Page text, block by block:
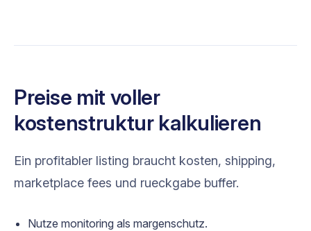
Preise mit voller
kostenstruktur kalkulieren
Ein profitabler listing braucht kosten, shipping,
marketplace fees und rueckgabe buffer.
Nutze monitoring als margenschutz.